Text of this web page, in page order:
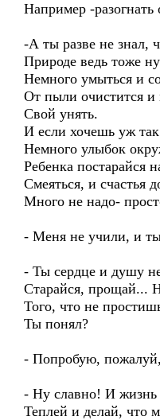
Например -разогнать
-А ты разве не знал,
Природе ведь тоже
Немного умыться и
От пыли очистится
Свой унять.
И если хочешь уж
Немного улыбок
Ребенка постарайся
Смеяться, и счастья
Много не надо-
- Меня не учили, и
- Ты сердце и душу
Старайся, прощай...
Того, что не
Ты понял?
- Попробую,
- Ну славно! И жизнь
Теплей и делай, что